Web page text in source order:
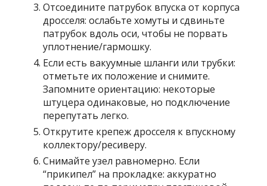
Отсоедините патрубок впуска от корпуса
дросселя: ослабьте хомуты и сдвиньте
патрубок вдоль оси, чтобы не порвать
уплотнение/гармошку.
Если есть вакуумные шланги или трубки:
отметьте их положение и снимите.
Запомните ориентацию: некоторые
штуцера одинаковые, но подключение
перепутать легко.
Открутите крепеж дросселя к впускному
коллектору/ресиверу.
Снимайте узел равномерно. Если
“прикипел” на прокладке: аккуратно